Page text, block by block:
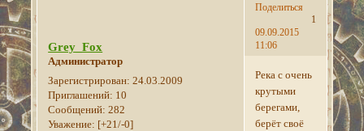
Поделиться
1
09.09.2015
11:06
Grey_Fox
Администратор
Зарегистрирован: 24.03.2009
Приглашений: 10
Сообщений: 282
Уважение: [+21/-0]
Река с очень
крутыми
берегами,
берёт своё